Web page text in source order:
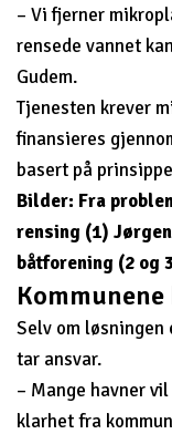
– Vi fjerner
rensede vannet
Gudem.
Tjenesten krever
finansieres
basert på
Bilder: Fra
rensing (1)
båtforening (2 og 3
Selv om
tar ansvar.
– Mange havner
klarhet fra